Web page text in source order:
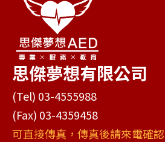
思傑夢想有限公司
(Tel) 03-4555988
(Fax) 03-4359458
可直接傳真，傳真後請來電確認